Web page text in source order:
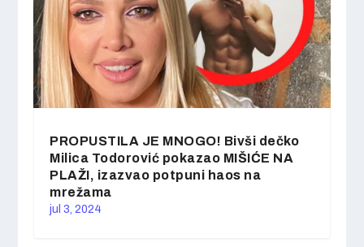
PROPUSTILA JE MNOGO! Bivši dečko
Milica Todorović pokazao MIŠIĆE NA
PLAŽI, izazvao potpuni haos na
mrežama
jul 3, 2024